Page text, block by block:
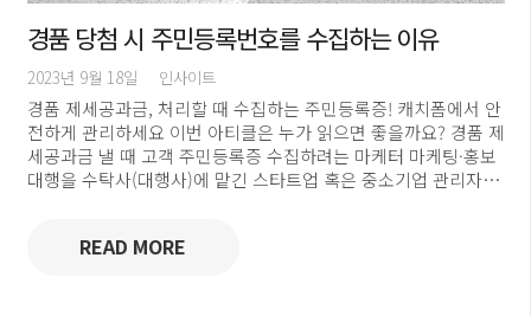
경품 당첨 시 주민등록번호를 수집하는 이유
2023년 9월 18일 인사이트
경품 제세공과금, 처리할 때 수집하는 주민등록증! 캐치폼에서 안
전하게 관리하세요 이번 아티클은 누가 읽으면 좋을까요? 경품 제
세공과금 낼 때 고객 주민등록증 수집하려는 마케터 마케팅·홍보
대행을 수탁사(대행사)에 맡긴 스타트업 혹은 중소기업 관리자…
READ MORE